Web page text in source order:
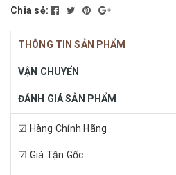
Chia sẻ:
THÔNG TIN SẢN PHẨM
VẬN CHUYỂN
ĐÁNH GIÁ SẢN PHẨM
☑ Hàng Chính Hãng
☑ Giá Tận Gốc